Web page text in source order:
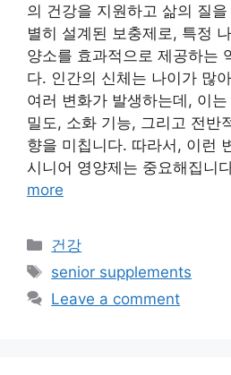
의 건강을 지원하고 삶의 질
별히 설계된 보충제로, 특정
양소를 효과적으로 제공하는
다. 인간의 신체는 나이가 많
여러 변화가 발생하는데, 이
밀도, 소화 기능, 그리고 전반
향을 미칩니다. 따라서, 이런
시니어 영양제는 중요해집니
more
Categories
건강
Tags
senior supplements
Leave a comment